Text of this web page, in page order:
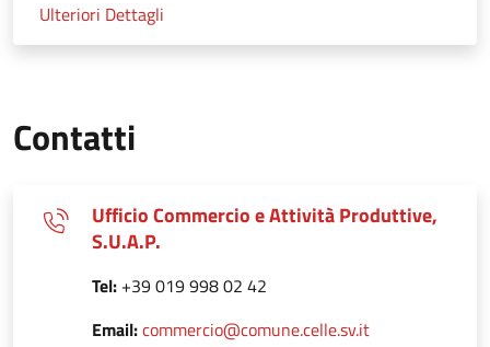
Ulteriori Dettagli
Contatti
Ufficio Commercio e Attività Produttive,
S.U.A.P.
Tel: +39 019 998 02 42
Email:commercio@comune.celle.sv.it